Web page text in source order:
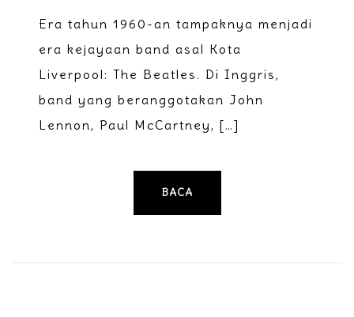
Era tahun 1960-an tampaknya menjadi
era kejayaan band asal Kota
Liverpool: The Beatles. Di Inggris,
band yang beranggotakan John
Lennon, Paul McCartney, […]
BACA